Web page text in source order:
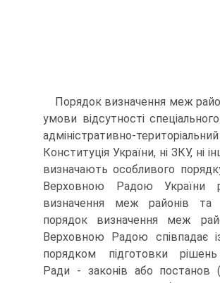
Порядок визначення меж
умови відсутності
адміністративно-
Конституція України, ні ЗКУ, ні
визначають особливого
Верховною Радою України
визна­чення меж районів та
порядок визначення меж
Верховною Радою співпадає
порядком підготовки
Ради - законів або постанов